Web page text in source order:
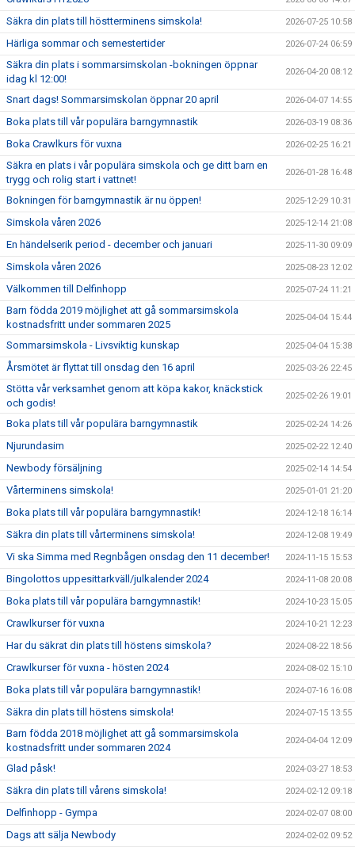
Säkra din plats till höstterminens simskola! 2026-07-25 10:58
Härliga sommar och semestertider 2026-07-24 06:59
Säkra din plats i sommarsimskolan -bokningen öppnar
idag kl 12:00!
2026-04-20 08:12
Snart dags! Sommarsimskolan öppnar 20 april 2026-04-07 14:55
Boka plats till vår populära barngymnastik 2026-03-19 08:36
Boka Crawlkurs för vuxna 2026-02-25 16:21
Säkra en plats i vår populära simskola och ge ditt barn en
trygg och rolig start i vattnet!
2026-01-28 16:48
Bokningen för barngymnastik är nu öppen! 2025-12-29 10:31
Simskola våren 2026 2025-12-14 21:08
En händelserik period - december och januari 2025-11-30 09:09
Simskola våren 2026 2025-08-23 12:02
Välkommen till Delfinhopp 2025-07-24 11:21
Barn födda 2019 möjlighet att gå sommarsimskola
kostnadsfritt under sommaren 2025
2025-04-04 15:44
Sommarsimskola - Livsviktig kunskap 2025-04-04 15:38
Årsmötet är flyttat till onsdag den 16 april 2025-03-26 22:45
Stötta vår verksamhet genom att köpa kakor, knäckstick
och godis!
2025-02-26 19:01
Boka plats till vår populära barngymnastik 2025-02-24 14:26
Njurundasim 2025-02-22 12:40
Newbody försäljning 2025-02-14 14:54
Vårterminens simskola! 2025-01-01 21:20
Boka plats till vår populära barngymnastik! 2024-12-18 16:14
Säkra din plats till vårterminens simskola! 2024-12-08 19:49
Vi ska Simma med Regnbågen onsdag den 11 december! 2024-11-15 15:53
Bingolottos uppesittarkväll/julkalender 2024 2024-11-08 20:08
Boka plats till vår populära barngymnastik! 2024-10-23 15:05
Crawlkurser för vuxna 2024-10-21 12:23
Har du säkrat din plats till höstens simskola? 2024-08-22 18:56
Crawlkurser för vuxna - hösten 2024 2024-08-02 15:10
Boka plats till vår populära barngymnastik! 2024-07-16 16:08
Säkra din plats till höstens simskola! 2024-07-15 13:55
Barn födda 2018 möjlighet att gå sommarsimskola
kostnadsfritt under sommaren 2024
2024-04-04 12:09
Glad påsk! 2024-03-27 18:53
Säkra din plats till vårens simskola! 2024-02-12 09:18
Delfinhopp - Gympa 2024-02-07 08:00
Dags att sälja Newbody 2024-02-02 09:52